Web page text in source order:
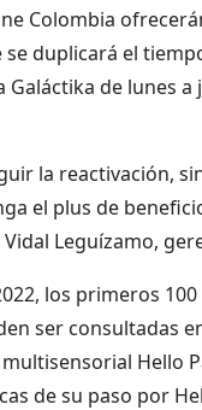
Colombia
duplicará el
de lunes a
la reactivación,
el plus de
Leguízamo,
los primeros
ser consultadas
Hello
de su paso por